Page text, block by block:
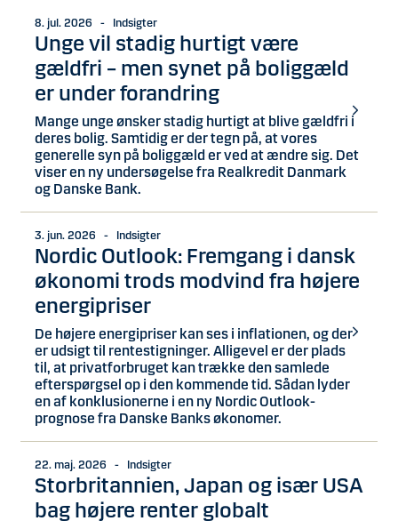
8. jul. 2026 - Indsigter
Unge vil stadig hurtigt være
gældfri – men synet på boliggæld
er under forandring
Mange unge ønsker stadig hurtigt at blive gældfri i
deres bolig. Samtidig er der tegn på, at vores
generelle syn på boliggæld er ved at ændre sig. Det
viser en ny undersøgelse fra Realkredit Danmark
og Danske Bank.
3. jun. 2026 - Indsigter
Nordic Outlook: Fremgang i dansk
økonomi trods modvind fra højere
energipriser
De højere energipriser kan ses i inflationen, og der
er udsigt til rentestigninger. Alligevel er der plads
til, at privatforbruget kan trække den samlede
efterspørgsel op i den kommende tid. Sådan lyder
en af konklusionerne i en ny Nordic Outlook-
prognose fra Danske Banks økonomer.
22. maj. 2026 - Indsigter
Storbritannien, Japan og især USA
bag højere renter globalt